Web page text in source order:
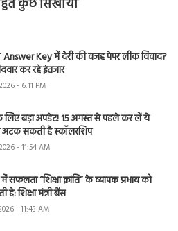
कुछ सिखाया
Answer Key में देरी की वजह पेपर लीक विवाद?
कर रहे इंतजार
- 6:11 PM
के लिए बड़ा अपडेट! 15 अगस्त से पहले कर लें ये
अटक सकती है स्कॉलरशिप
- 11:54 AM
में सफलता “शिक्षा क्रांति” के व्यापक प्रभाव को
है: शिक्षा मंत्री बैंस
- 11:43 AM